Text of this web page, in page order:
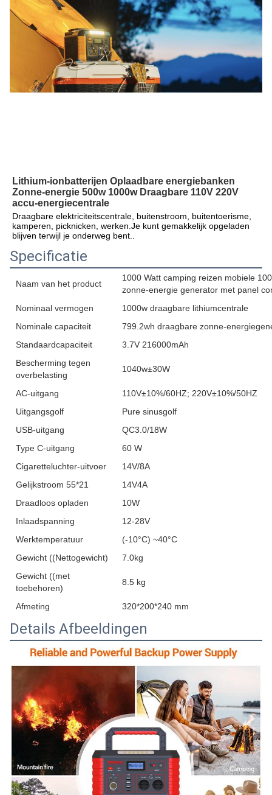
Lithium-ionbatterijen Oplaadbare energiebanken
Zonne-energie 500w 1000w Draagbare 110V 220V
accu-energiecentrale
Draagbare elektriciteitscentrale, buitenstroom, buitentoerisme,
kamperen, picknicken, werken.Je kunt gemakkelijk opgeladen
blijven terwijl je onderweg bent..
Specificatie
Naam van het product
1000 Watt camping reizen mobiele
zonne-energie generator met panel
Nominaal vermogen
1000w draagbare lithiumcentrale
Nominale capaciteit
799.2wh draagbare zonne-
Standaardcapaciteit
3.7V 216000mAh
Bescherming tegen
overbelasting
1040w±30W
AC-uitgang
110V±10%/60HZ; 220V±10%/50HZ
Uitgangsgolf
Pure sinusgolf
USB-uitgang
QC3.0/18W
Type C-uitgang
60 W
Cigaretteluchter-uitvoer
14V/8A
Gelijkstroom 55*21
14V4A
Draadloos opladen
10W
Inlaadspanning
12-28V
Werktemperatuur
(-10°C) ~40°C
Gewicht ((Nettogewicht)
7.0kg
Gewicht ((met
toebehoren)
8.5 kg
Afmeting 320*200*240 mm
Details Afbeeldingen